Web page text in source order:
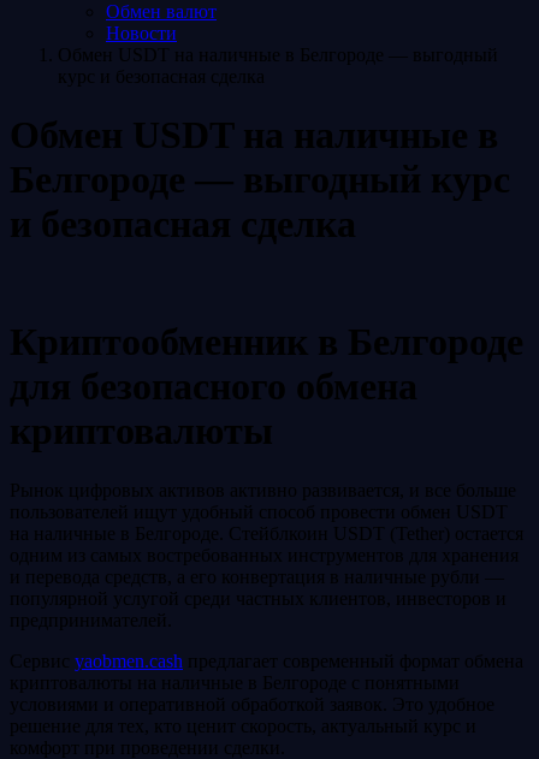
Обмен валют
Новости
Обмен USDT на наличные в Белгороде — выгодный
курс и безопасная сделка
Обмен USDT на наличные в
Белгороде — выгодный курс
и безопасная сделка
Криптообменник в Белгороде
для безопасного обмена
криптовалюты
Рынок цифровых активов активно развивается, и все больше
пользователей ищут удобный способ провести обмен USDT
на наличные в Белгороде. Стейблкоин USDT (Tether) остается
одним из самых востребованных инструментов для хранения
и перевода средств, а его конвертация в наличные рубли —
популярной услугой среди частных клиентов, инвесторов и
предпринимателей.
Сервис yaobmen.cash предлагает современный формат обмена
криптовалюты на наличные в Белгороде с понятными
условиями и оперативной обработкой заявок. Это удобное
решение для тех, кто ценит скорость, актуальный курс и
комфорт при проведении сделки.